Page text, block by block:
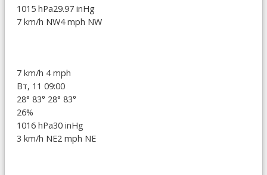
1015 hPa29.97 inHg
7 km/h NW4 mph NW
7 km/h 4 mph
Вт, 11 09:00
28° 83° 28° 83°
26%
1016 hPa30 inHg
3 km/h NE2 mph NE